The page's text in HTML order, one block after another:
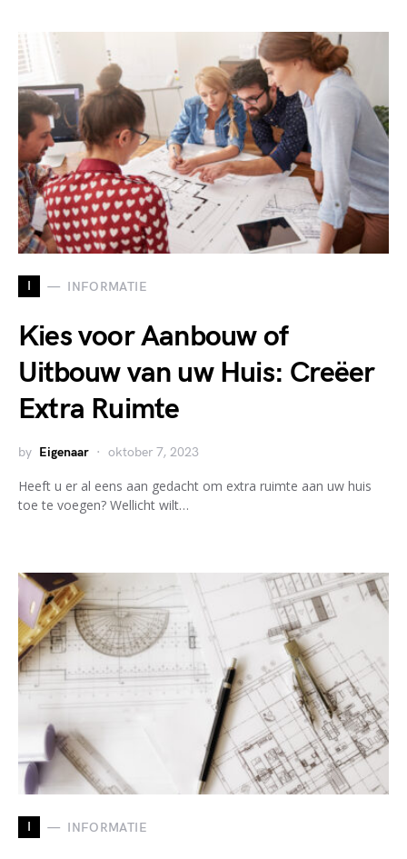
I INFORMATIE
Kies voor Aanbouw of
Uitbouw van uw Huis: Creëer
Extra Ruimte
by Eigenaar oktober 7, 2023
Heeft u er al eens aan gedacht om extra ruimte aan uw huis
toe te voegen? Wellicht wilt…
I INFORMATIE